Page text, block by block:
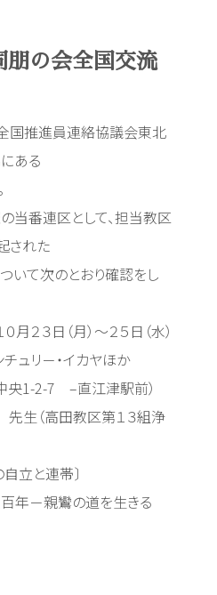
朋の会全国交流
国推進員連絡協議会東北
ある
番連区として、担当教区
された
いて次のとおり確認をし
２３日（月）～２５日（水）
リ－・イカヤほか
7 –直江津駅前）
高田教区第１３組浄
立と連帯〕
鸞の道を生きる